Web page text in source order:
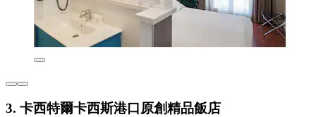
3. 卡西特爾卡西斯港口原創精品飯店